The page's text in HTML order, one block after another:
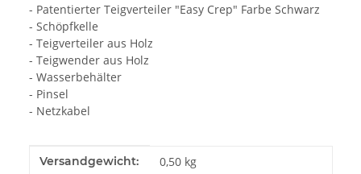
- Patentierter Teigverteiler "Easy Crep" Farbe Schwarz
- Schöpfkelle
- Teigverteiler aus Holz
- Teigwender aus Holz
- Wasserbehälter
- Pinsel
- Netzkabel
Produkteigenschaft
Wert
Versandgewicht: 0,50 kg